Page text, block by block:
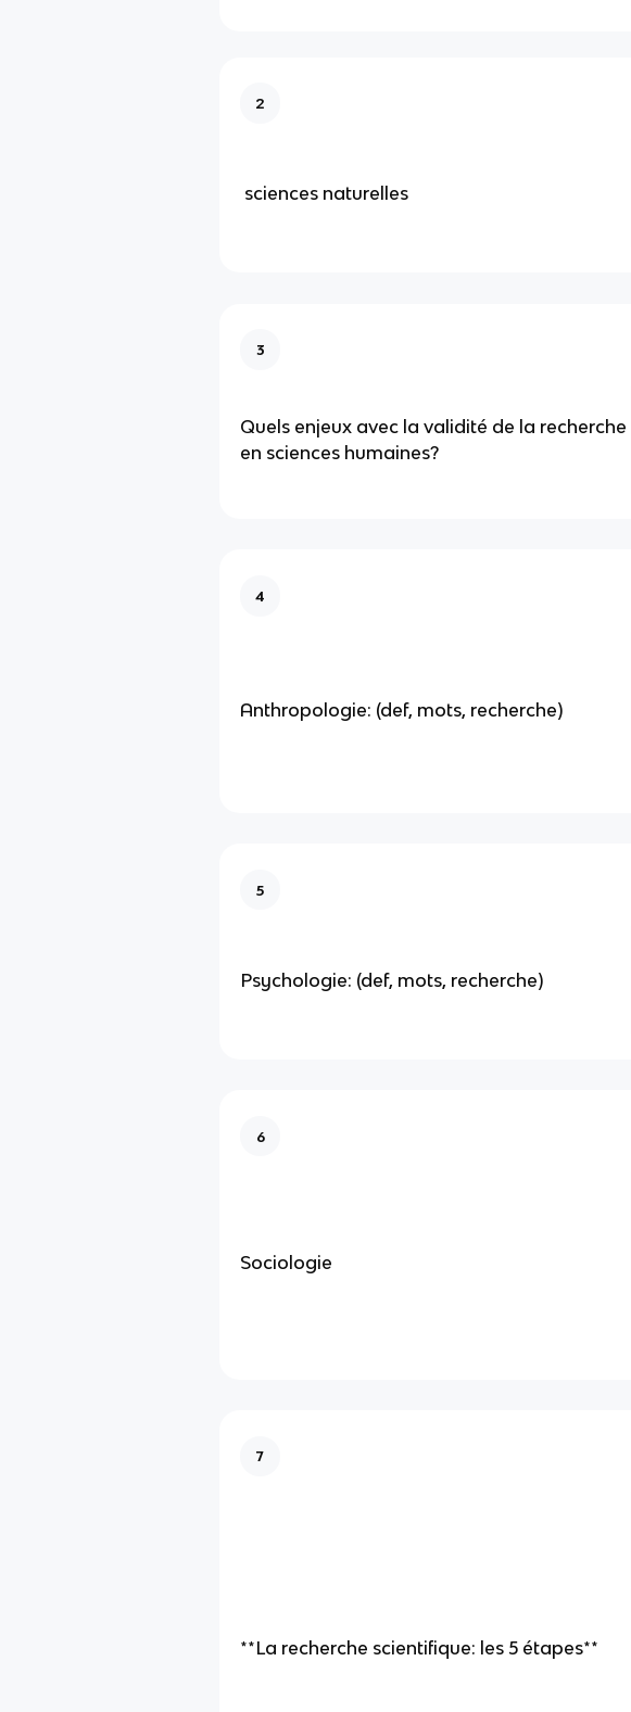
2
sciences naturelles
3
Quels enjeux avec la validité de la recherche
en sciences humaines?
4
Anthropologie: (def, mots, recherche)
5
Psychologie: (def, mots, recherche)
6
Sociologie
7
**La recherche scientifique: les 5 étapes**